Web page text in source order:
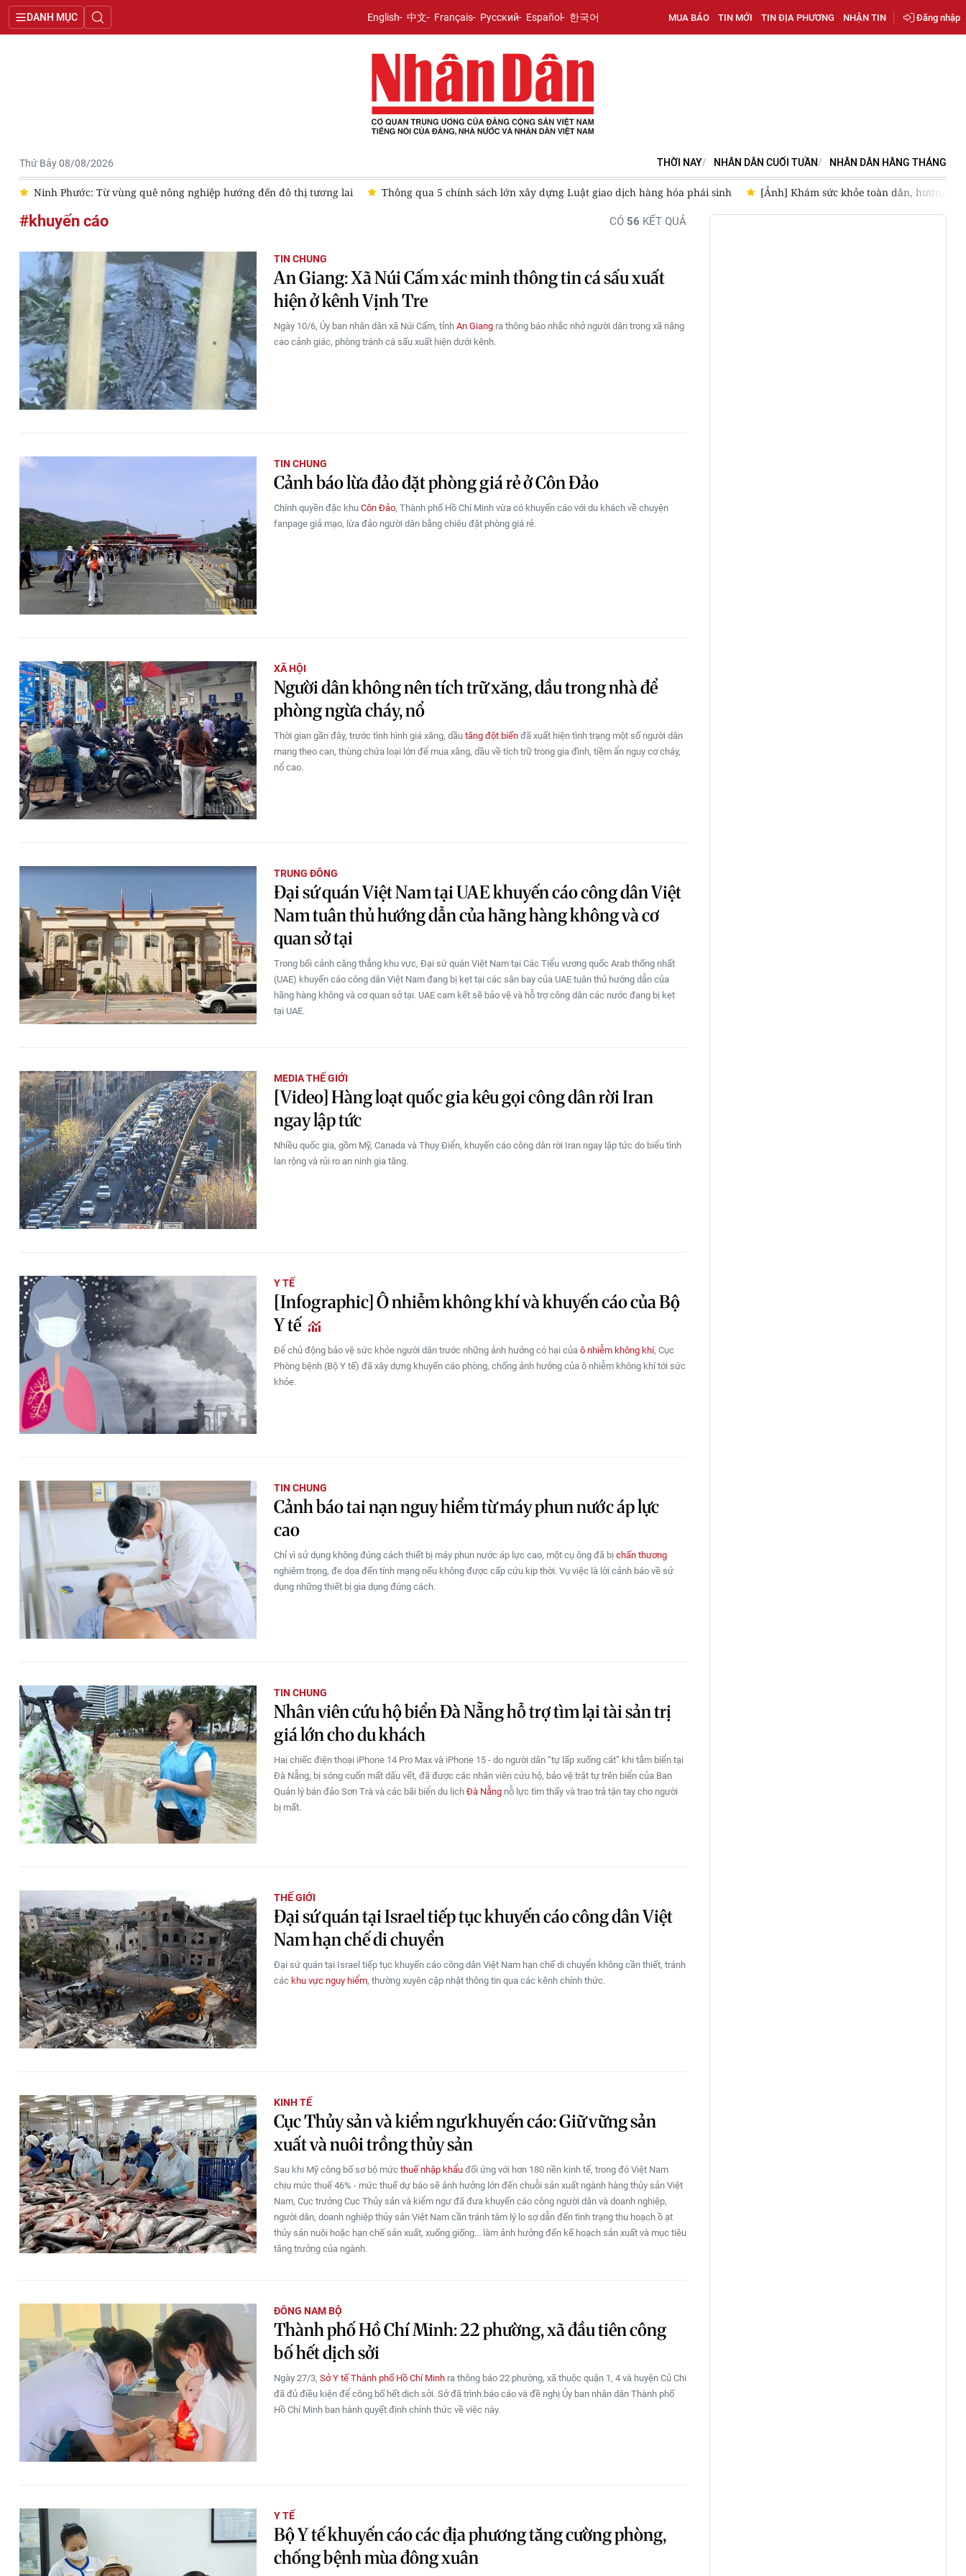
DANH MỤC English 中文 Français Русский Español 한국어 MUA BÁO TIN MỚI TIN ĐỊA PHƯƠNG NHẬN TIN Đăng nhập
Thứ Bảy 08/08/2026 THỜI NAY NHÂN DÂN CUỐI TUẦN NHÂN DÂN HẰNG THÁNG
Ninh Phước: Từ vùng quê nông nghiệp hướng đến đô thị tương lai Thông qua 5 chính sách lớn xây dựng Luật giao dịch hàng hóa phái sinh [Ảnh] Khám sức khỏe toàn dân, hướng
#khuyến cáo CÓ 56 KẾT QUẢ
TIN CHUNG
An Giang: Xã Núi Cấm xác minh thông tin cá sấu xuất
hiện ở kênh Vịnh Tre
Ngày 10/6, Ủy ban nhân dân xã Núi Cấm, tỉnh An Giang ra thông báo nhắc nhở người dân trong xã nâng
cao cảnh giác, phòng tránh cá sấu xuất hiện dưới kênh.
TIN CHUNG
Cảnh báo lừa đảo đặt phòng giá rẻ ở Côn Đảo
Chính quyền đặc khu Côn Đảo, Thành phố Hồ Chí Minh vừa có khuyến cáo với du khách về chuyện
fanpage giả mạo, lừa đảo người dân bằng chiêu đặt phòng giá rẻ.
XÃ HỘI
Người dân không nên tích trữ xăng, dầu trong nhà để
phòng ngừa cháy, nổ
Thời gian gần đây, trước tình hình giá xăng, dầu tăng đột biến đã xuất hiện tình trạng một số người dân
mang theo can, thùng chứa loại lớn để mua xăng, dầu về tích trữ trong gia đình, tiềm ẩn nguy cơ cháy,
nổ cao.
TRUNG ĐÔNG
Đại sứ quán Việt Nam tại UAE khuyến cáo công dân Việt
Nam tuân thủ hướng dẫn của hãng hàng không và cơ
quan sở tại
Trong bối cảnh căng thẳng khu vực, Đại sứ quán Việt Nam tại Các Tiểu vương quốc Arab thống nhất
(UAE) khuyến cáo công dân Việt Nam đang bị kẹt tại các sân bay của UAE tuân thủ hướng dẫn của
hãng hàng không và cơ quan sở tại. UAE cam kết sẽ bảo vệ và hỗ trợ công dân các nước đang bị kẹt
tại UAE.
MEDIA THẾ GIỚI
[Video] Hàng loạt quốc gia kêu gọi công dân rời Iran
ngay lập tức
Nhiều quốc gia, gồm Mỹ, Canada và Thụy Điển, khuyến cáo công dân rời Iran ngay lập tức do biểu tình
lan rộng và rủi ro an ninh gia tăng.
Y TẾ
[Infographic] Ô nhiễm không khí và khuyến cáo của Bộ
Y tế
Để chủ động bảo vệ sức khỏe người dân trước những ảnh hưởng có hại của ô nhiễm không khí, Cục
Phòng bệnh (Bộ Y tế) đã xây dựng khuyến cáo phòng, chống ảnh hưởng của ô nhiễm không khí tới sức
khỏe.
TIN CHUNG
Cảnh báo tai nạn nguy hiểm từ máy phun nước áp lực
cao
Chỉ vì sử dụng không đúng cách thiết bị máy phun nước áp lực cao, một cụ ông đã bị chấn thương
nghiêm trọng, đe dọa đến tính mạng nếu không được cấp cứu kịp thời. Vụ việc là lời cảnh báo về sử
dụng những thiết bị gia dụng đúng cách.
TIN CHUNG
Nhân viên cứu hộ biển Đà Nẵng hỗ trợ tìm lại tài sản trị
giá lớn cho du khách
Hai chiếc điện thoại iPhone 14 Pro Max và iPhone 15 - do người dân “tự lấp xuống cát” khi tắm biển tại
Đà Nẵng, bị sóng cuốn mất dấu vết, đã được các nhân viên cứu hộ, bảo vệ trật tự trên biển của Ban
Quản lý bán đảo Sơn Trà và các bãi biển du lịch Đà Nẵng nỗ lực tìm thấy và trao trả tận tay cho người
bị mất.
THẾ GIỚI
Đại sứ quán tại Israel tiếp tục khuyến cáo công dân Việt
Nam hạn chế di chuyển
Đại sứ quán tại Israel tiếp tục khuyến cáo công dân Việt Nam hạn chế di chuyển không cần thiết, tránh
các khu vực nguy hiểm, thường xuyên cập nhật thông tin qua các kênh chính thức.
KINH TẾ
Cục Thủy sản và kiểm ngư khuyến cáo: Giữ vững sản
xuất và nuôi trồng thủy sản
Sau khi Mỹ công bố sơ bộ mức thuế nhập khẩu đối ứng với hơn 180 nền kinh tế, trong đó Việt Nam
chịu mức thuế 46% - mức thuế dự báo sẽ ảnh hưởng lớn đến chuỗi sản xuất ngành hàng thủy sản Việt
Nam, Cục trưởng Cục Thủy sản và kiểm ngư đã đưa khuyến cáo công người dân và doanh nghiệp,
người dân, doanh nghiệp thủy sản Việt Nam cần tránh tâm lý lo sợ dẫn đến tình trạng thu hoạch ồ ạt
thủy sản nuôi hoặc hạn chế sản xuất, xuống giống... làm ảnh hưởng đến kế hoạch sản xuất và mục tiêu
tăng trưởng của ngành.
ĐÔNG NAM BỘ
Thành phố Hồ Chí Minh: 22 phường, xã đầu tiên công
bố hết dịch sởi
Ngày 27/3, Sở Y tế Thành phố Hồ Chí Minh ra thông báo 22 phường, xã thuộc quận 1, 4 và huyện Củ Chi
đã đủ điều kiện để công bố hết dịch sởi. Sở đã trình báo cáo và đề nghị Ủy ban nhân dân Thành phố
Hồ Chí Minh ban hành quyết định chính thức về việc này.
Y TẾ
Bộ Y tế khuyến cáo các địa phương tăng cường phòng,
chống bệnh mùa đông xuân